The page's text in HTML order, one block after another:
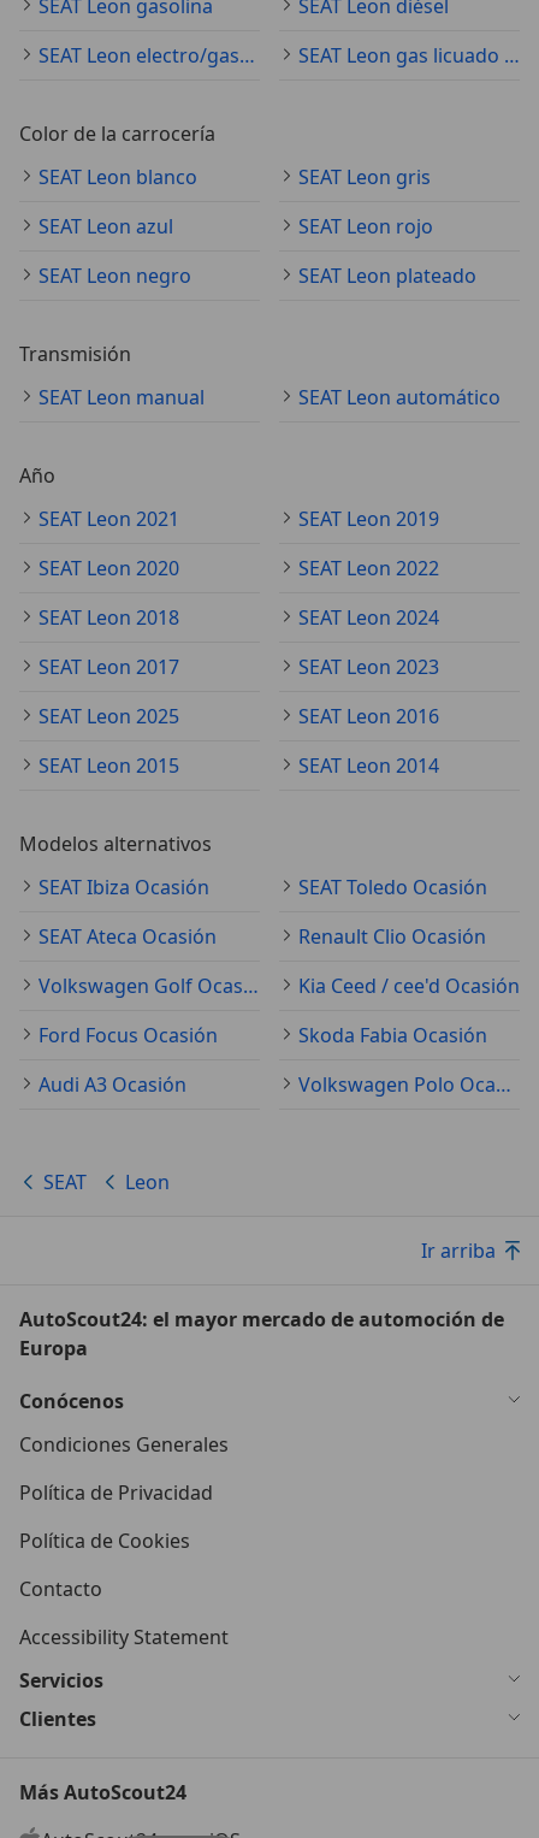
SEAT Leon gasolina
SEAT Leon diésel
SEAT Leon electro/gasolina
SEAT Leon gas licuado (GLP)
Color de la carrocería
SEAT Leon blanco
SEAT Leon gris
SEAT Leon azul
SEAT Leon rojo
SEAT Leon negro
SEAT Leon plateado
Transmisión
SEAT Leon manual
SEAT Leon automático
Año
SEAT Leon 2021
SEAT Leon 2019
SEAT Leon 2020
SEAT Leon 2022
SEAT Leon 2018
SEAT Leon 2024
SEAT Leon 2017
SEAT Leon 2023
SEAT Leon 2025
SEAT Leon 2016
SEAT Leon 2015
SEAT Leon 2014
Modelos alternativos
SEAT Ibiza Ocasión
SEAT Toledo Ocasión
SEAT Ateca Ocasión
Renault Clio Ocasión
Volkswagen Golf Ocasión
Kia Ceed / cee'd Ocasión
Ford Focus Ocasión
Skoda Fabia Ocasión
Audi A3 Ocasión
Volkswagen Polo Ocasión
SEAT Leon
Ir arriba
AutoScout24: el mayor mercado de automoción de
Europa
Conócenos
Condiciones Generales
Política de Privacidad
Política de Cookies
Contacto
Accessibility Statement
Servicios
Clientes
Más AutoScout24